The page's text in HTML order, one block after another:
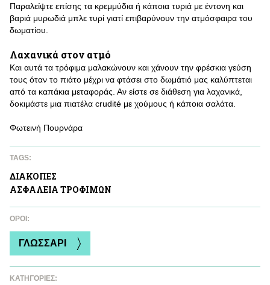
Παραλείψτε επίσης τα κρεμμύδια ή κάποια τυριά με έντονη και
βαριά μυρωδιά μπλε τυρί γιατί επιβαρύνουν την ατμόσφαιρα του
δωματίου.
Λαχανικά στον ατμό
Και αυτά τα τρόφιμα μαλακώνουν και χάνουν την φρέσκια γεύση
τους όταν το πιάτο μέχρι να φτάσει στο δωμάτιό μας καλύπτεται
από τα καπάκια μεταφοράς. Αν είστε σε διάθεση για λαχανικά,
δοκιμάστε μια πιατέλα crudité με χούμους ή κάποια σαλάτα.
Φωτεινή Πουρνάρα
TAGS:
ΔΙΑΚΟΠΕΣ
ΑΣΦAΛΕΙΑ ΤΡΟΦΙΜΩΝ
ΌΡΟΙ:
ΓΛΩΣΣΑΡΙ
ΚΑΤΗΓΟΡΙΕΣ: